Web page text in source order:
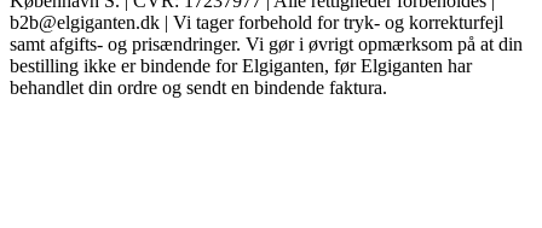
b2b@elgiganten.dk | Vi tager forbehold for tryk- og korrekturfejl
samt afgifts- og prisændringer. Vi gør i øvrigt opmærksom på at din
bestilling ikke er bindende for Elgiganten, før Elgiganten har
behandlet din ordre og sendt en bindende faktura.